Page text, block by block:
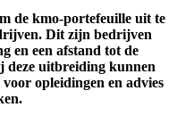
de kmo-portefeuille uit te
Dit zijn bedrijven
en een afstand tot de
deze uitbreiding kunnen
opleidingen en advies